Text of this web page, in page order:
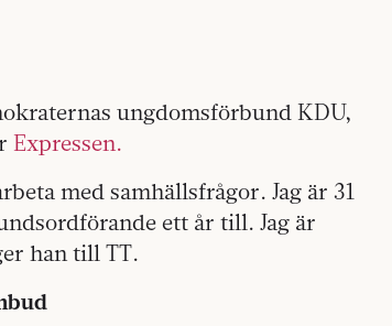
ungdomsförbund KDU,
Expressen.
med samhällsfrågor. Jag är 31
ett år till. Jag är
han till TT.